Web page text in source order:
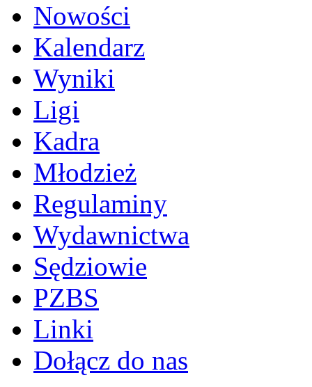
Nowości
Kalendarz
Wyniki
Ligi
Kadra
Młodzież
Regulaminy
Wydawnictwa
Sędziowie
PZBS
Linki
Dołącz do nas